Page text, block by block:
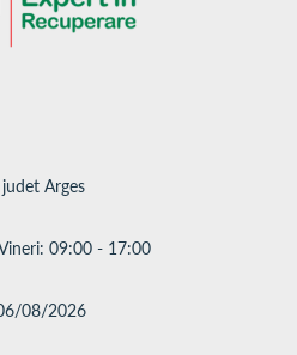
Arges
09:00 - 17:00
08/2026